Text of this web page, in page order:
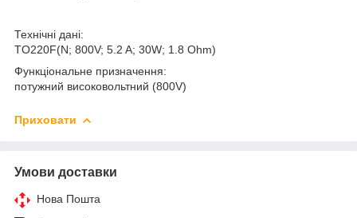
Технічні дані:
TO220F(N; 800V; 5.2 A; 30W; 1.8 Ohm)
Функціональне призначення:
потужний високовольтний (800V)
Приховати
Умови доставки
Нова Пошта